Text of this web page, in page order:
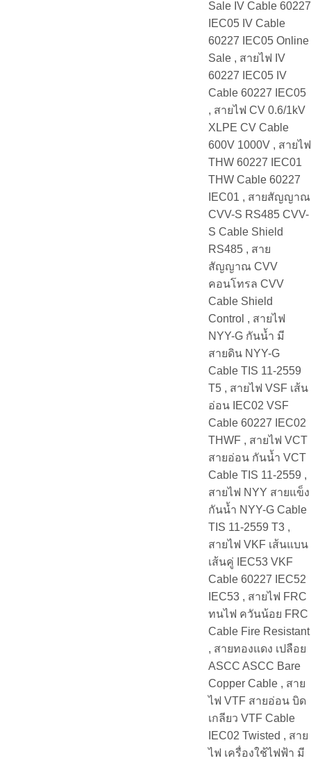
Sale IV Cable 60227
IEC05 IV Cable
60227 IEC05 Online
Sale , สายไฟ IV
60227 IEC05 IV
Cable 60227 IEC05
, สายไฟ CV 0.6/1kV
XLPE CV Cable
600V 1000V , สายไฟ
THW 60227 IEC01
THW Cable 60227
IEC01 , สายสัญญาณ
CVV-S RS485 CVV-
S Cable Shield
RS485 , สาย
สัญญาณ CVV
คอนโทรล CVV
Cable Shield
Control , สายไฟ
NYY-G กันน้ำ มี
สายดิน NYY-G
Cable TIS 11-2559
T5 , สายไฟ VSF เส้น
อ่อน IEC02 VSF
Cable 60227 IEC02
THWF , สายไฟ VCT
สายอ่อน กันน้ำ VCT
Cable TIS 11-2559 ,
สายไฟ NYY สายแข็ง
กันน้ำ NYY-G Cable
TIS 11-2559 T3 ,
สายไฟ VKF เส้นแบน
เส้นคู่ IEC53 VKF
Cable 60227 IEC52
IEC53 , สายไฟ FRC
ทนไฟ ควันน้อย FRC
Cable Fire Resistant
, สายทองแดง เปลือย
ASCC ASCC Bare
Copper Cable , สาย
ไฟ VTF สายอ่อน บิด
เกลียว VTF Cable
IEC02 Twisted , สาย
ไฟ เครื่องใช้ไฟฟ้า มี